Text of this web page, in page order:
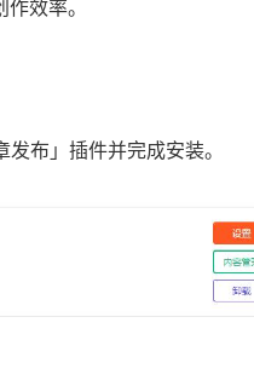
效率。
布」插件并完成安装。